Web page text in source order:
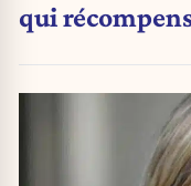
qui